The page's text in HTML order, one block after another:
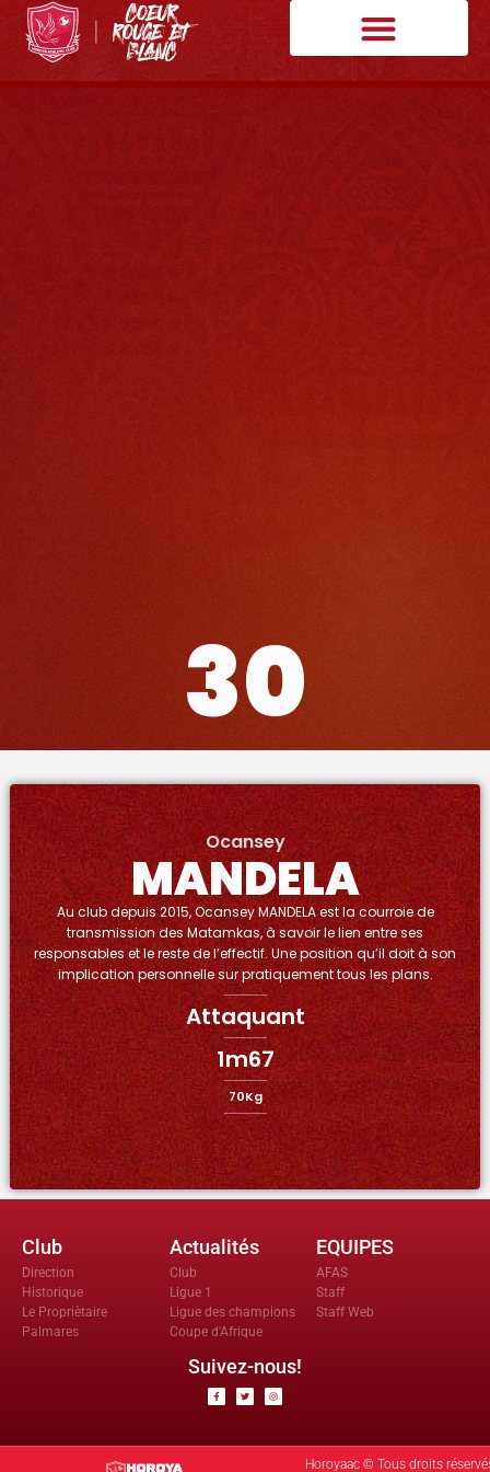
30
Ocansey
MANDELA
Au club depuis 2015, Ocansey MANDELA est la courroie de
transmission des Matamkas, à savoir le lien entre ses
responsables et le reste de l’effectif. Une position qu’il doit à son
implication personnelle sur pratiquement tous les plans.
Attaquant
1m67
70Kg
Club
Direction
Historique
Le Propriètaire
Palmares
Actualités
Club
Ligue 1
Ligue des champions
Coupe d'Afrique
EQUIPES
AFAS
Staff
Staff Web
Suivez-nous!
Horoyaac © Tous droits